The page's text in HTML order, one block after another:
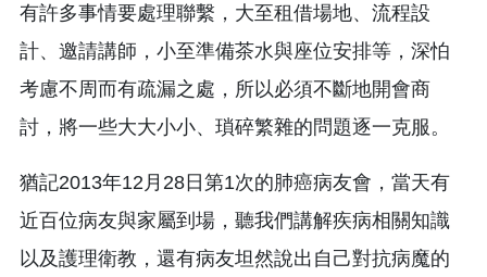
有許多事情要處理聯繫，大至租借場地、流程設
計、邀請講師，小至準備茶水與座位安排等，深怕
考慮不周而有疏漏之處，所以必須不斷地開會商
討，將一些大大小小、瑣碎繁雜的問題逐一克服。
猶記2013年12月28日第1次的肺癌病友會，當天有
近百位病友與家屬到場，聽我們講解疾病相關知識
以及護理衛教，還有病友坦然說出自己對抗病魔的